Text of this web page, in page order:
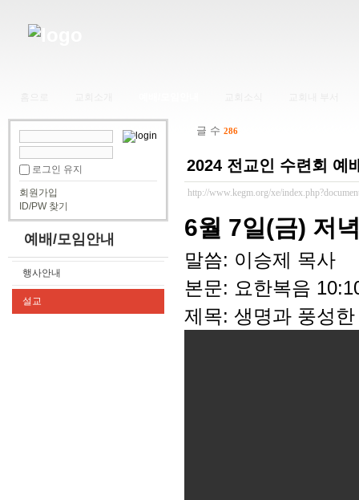
로그인 유지
회원가입
ID/PW 찾기
예배/모임안내
행사안내
설교
글 수 286
2024 전교인 수련회 예
http://www.kegm.org/xe/
6월 7일(금) 저
말씀: 이승제 목사
본문: 요한복음
제목: 생명과 풍성